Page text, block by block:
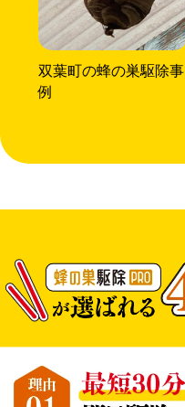
双葉町の蜂の巣駆除事
例